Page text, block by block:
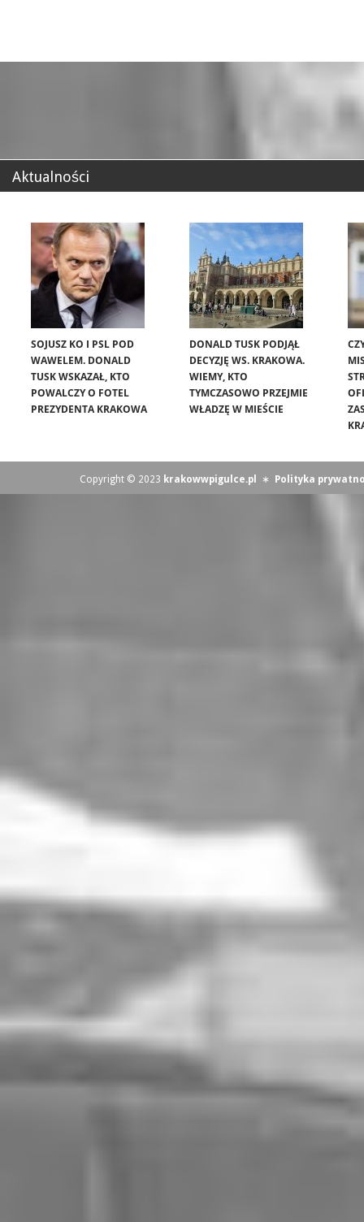
Aktualności
SOJUSZ KO I PSL POD
WAWELEM. DONALD
TUSK WSKAZAŁ, KTO
POWALCZY O FOTEL
PREZYDENTA KRAKOWA
DONALD TUSK PODJĄŁ
DECYZJĘ WS. KRAKOWA.
WIEMY, KTO
TYMCZASOWO PRZEJMIE
WŁADZĘ W MIEŚCIE
Copyright © 2023 krakowwpigulce.pl ∗ Polityka